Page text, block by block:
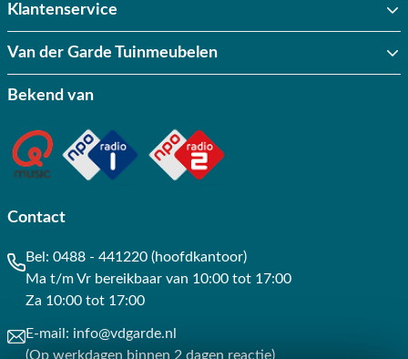
Klantenservice
Van der Garde Tuinmeubelen
Bekend van
Contact
Bel: 0488 - 441220 (hoofdkantoor)
Ma t/m Vr bereikbaar van 10:00 tot 17:00
Za 10:00 tot 17:00
E-mail: info@vdgarde.nl
(Op werkdagen binnen 2 dagen reactie)